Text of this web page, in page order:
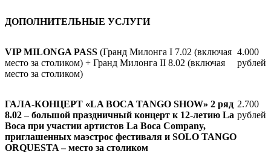
ДОПОЛНИТЕЛЬНЫЕ УСЛУГИ
VIP MILONGA PASS (Гранд Милонга I 7.02 (включая
место за столиком) + Гранд Милонга II 8.02 (включая
место за столиком)
4.000
рублей
ГАЛА-КОНЦЕРТ «LA BOCA TANGO SHOW» 2 ряд
8.02 – большой праздничный концерт к 12-летию La
Boca при участии артистов La Boca Company,
приглашенных маэстрос фестиваля и SOLO TANGO
ORQUESTA – место за столиком
2.700
рублей